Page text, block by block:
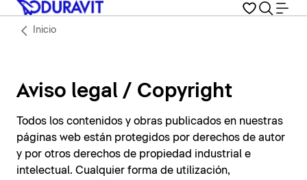
Inicio
Aviso legal / Copyright
Todos los contenidos y obras publicados en nuestras
páginas web están protegidos por derechos de autor
y por otros derechos de propiedad industrial e
intelectual. Cualquier forma de utilización,